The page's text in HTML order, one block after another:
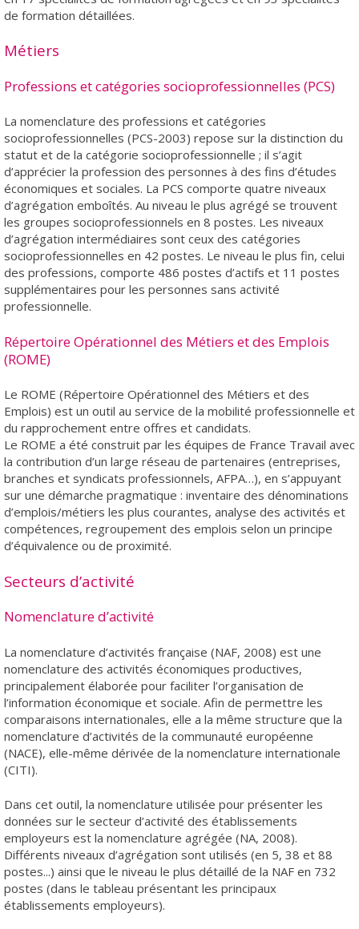
de formation détaillées.
Métiers
Professions et catégories socioprofessionnelles (PCS)
La nomenclature des professions et catégories
socioprofessionnelles (PCS-2003) repose sur la distinction du
statut et de la catégorie socioprofessionnelle ; il s’agit
d’apprécier la profession des personnes à des fins d’études
économiques et sociales. La PCS comporte quatre niveaux
d’agrégation emboîtés. Au niveau le plus agrégé se trouvent
les groupes socioprofessionnels en 8 postes. Les niveaux
d’agrégation intermédiaires sont ceux des catégories
socioprofessionnelles en 42 postes. Le niveau le plus fin, celui
des professions, comporte 486 postes d’actifs et 11 postes
supplémentaires pour les personnes sans activité
professionnelle.
Répertoire Opérationnel des Métiers et des Emplois
(ROME)
Le ROME (Répertoire Opérationnel des Métiers et des
Emplois) est un outil au service de la mobilité professionnelle et
du rapprochement entre offres et candidats.
Le ROME a été construit par les équipes de France Travail avec
la contribution d’un large réseau de partenaires (entreprises,
branches et syndicats professionnels, AFPA…), en s’appuyant
sur une démarche pragmatique : inventaire des dénominations
d’emplois/métiers les plus courantes, analyse des activités et
compétences, regroupement des emplois selon un principe
d’équivalence ou de proximité.
Secteurs d’activité
Nomenclature d’activité
La nomenclature d’activités française (NAF, 2008) est une
nomenclature des activités économiques productives,
principalement élaborée pour faciliter l’organisation de
l’information économique et sociale. Afin de permettre les
comparaisons internationales, elle a la même structure que la
nomenclature d’activités de la communauté européenne
(NACE), elle-même dérivée de la nomenclature internationale
(CITI).
Dans cet outil, la nomenclature utilisée pour présenter les
données sur le secteur d’activité des établissements
employeurs est la nomenclature agrégée (NA, 2008).
Différents niveaux d’agrégation sont utilisés (en 5, 38 et 88
postes...) ainsi que le niveau le plus détaillé de la NAF en 732
postes (dans le tableau présentant les principaux
établissements employeurs).